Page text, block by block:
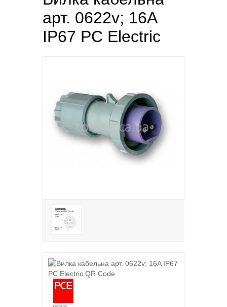
арт. 0622v; 16A
IP67 PC Electric